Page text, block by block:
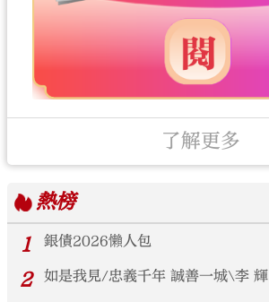
了解更多
熱榜
1
銀債2026懶人包
2 如是我見/忠義千年 誠善一城\李 輝